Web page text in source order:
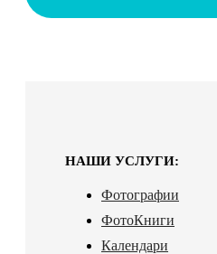
НАШИ УСЛУГИ:
Фотографии
ФотоКниги
Календари